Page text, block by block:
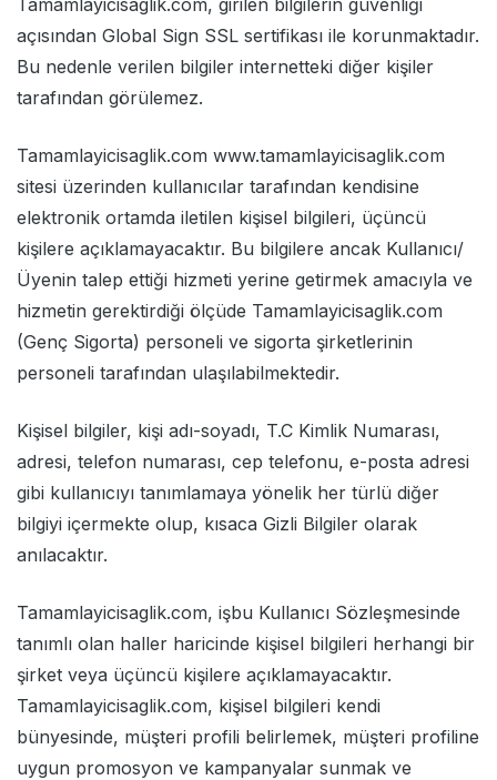
Tamamlayicisaglik.com, girilen bilgilerin güvenliği
açısından Global Sign SSL sertifikası ile korunmaktadır.
Bu nedenle verilen bilgiler internetteki diğer kişiler
tarafından görülemez.
Tamamlayicisaglik.com www.tamamlayicisaglik.com
sitesi üzerinden kullanıcılar tarafından kendisine
elektronik ortamda iletilen kişisel bilgileri, üçüncü
kişilere açıklamayacaktır. Bu bilgilere ancak Kullanıcı/
Üyenin talep ettiği hizmeti yerine getirmek amacıyla ve
hizmetin gerektirdiği ölçüde Tamamlayicisaglik.com
(Genç Sigorta) personeli ve sigorta şirketlerinin
personeli tarafından ulaşılabilmektedir.
Kişisel bilgiler, kişi adı-soyadı, T.C Kimlik Numarası,
adresi, telefon numarası, cep telefonu, e-posta adresi
gibi kullanıcıyı tanımlamaya yönelik her türlü diğer
bilgiyi içermekte olup, kısaca Gizli Bilgiler olarak
anılacaktır.
Tamamlayicisaglik.com, işbu Kullanıcı Sözleşmesinde
tanımlı olan haller haricinde kişisel bilgileri herhangi bir
şirket veya üçüncü kişilere açıklamayacaktır.
Tamamlayicisaglik.com, kişisel bilgileri kendi
bünyesinde, müşteri profili belirlemek, müşteri profiline
uygun promosyon ve kampanyalar sunmak ve